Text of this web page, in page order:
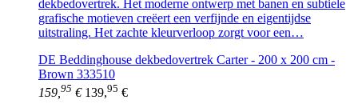
dekbedovertrek. Het moderne ontwerp met banen en subtiele
grafische motieven creëert een verfijnde en eigentijdse
uitstraling. Het zachte kleurverloop zorgt voor een…
DE Beddinghouse dekbedovertrek Carter - 200 x 200 cm -
Brown 333510
159, 95 € 139,95 €